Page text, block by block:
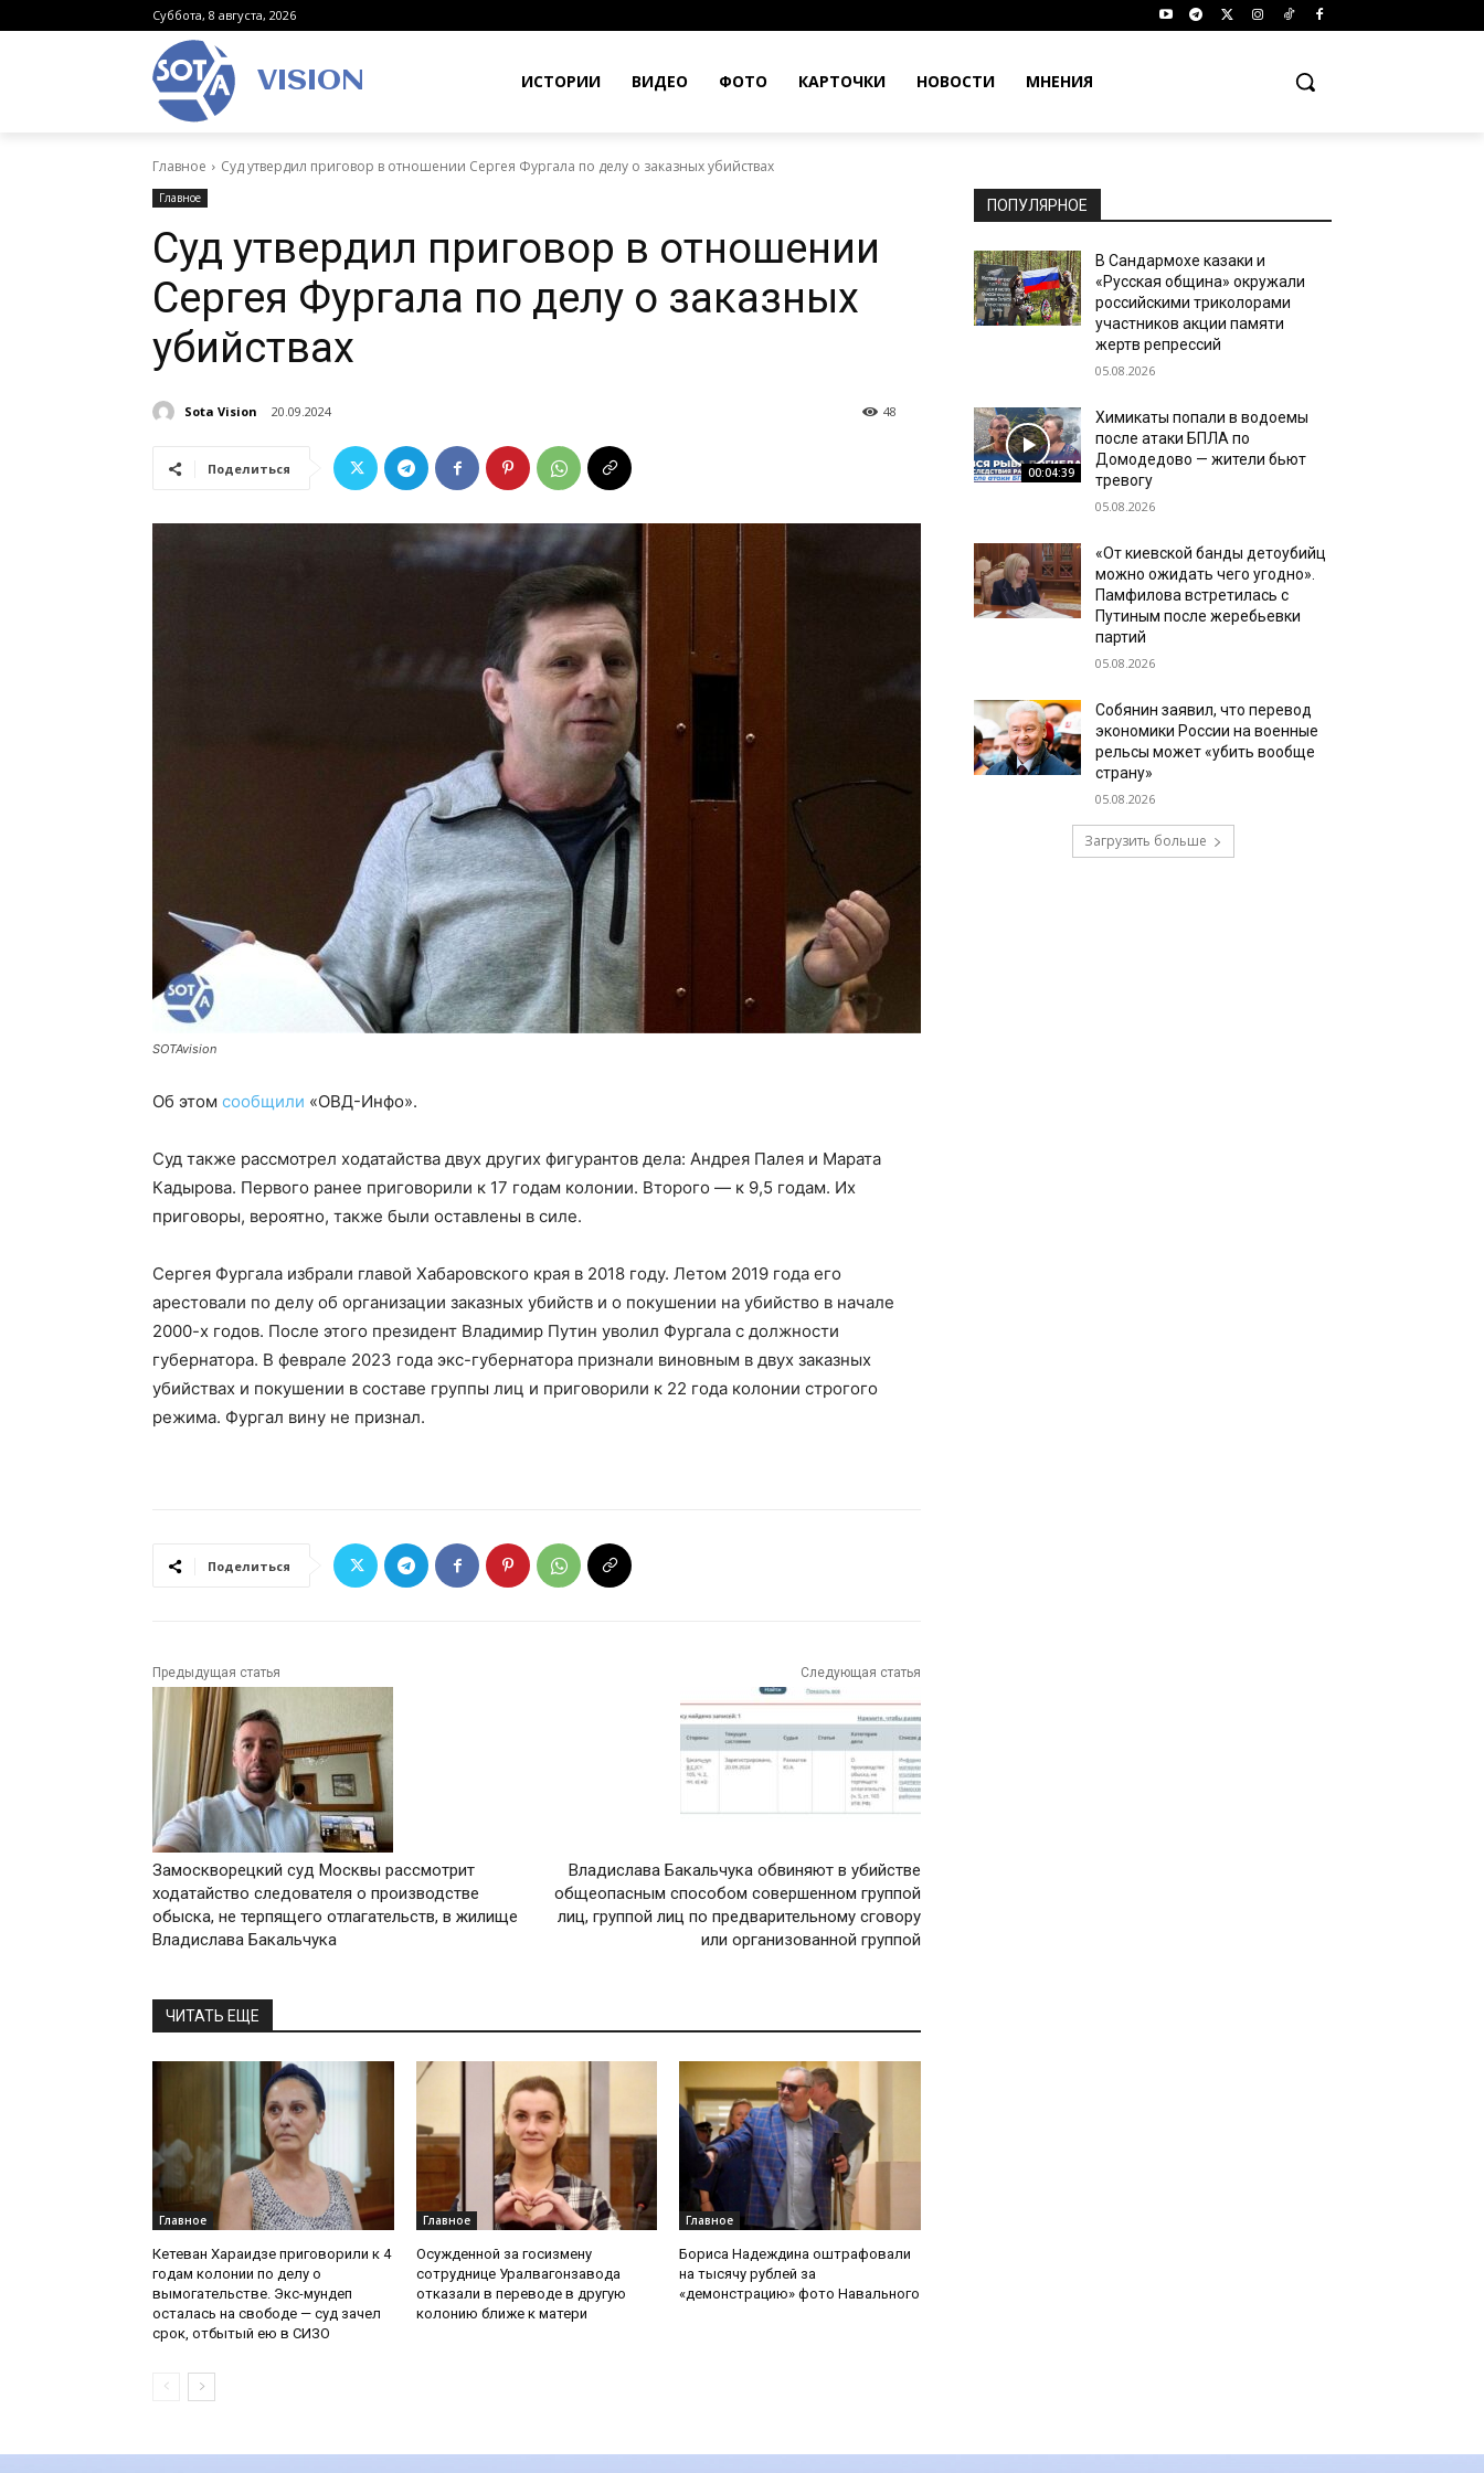
Суббота, 8 августа, 2026
VISION ИСТОРИИ ВИДЕО ФОТО КАРТОЧКИ НОВОСТИ МНЕНИЯ
Главное Суд утвердил приговор в отношении Сергея Фургала по делу о заказных убийствах
Главное
Суд утвердил приговор в отношении
Сергея Фургала по делу о заказных
убийствах
Sota Vision 20.09.2024 48
Поделиться
SOTAvision
Об этом сообщили «ОВД-Инфо».
Суд также рассмотрел ходатайства двух других фигурантов дела: Андрея Палея и Марата
Кадырова. Первого ранее приговорили к 17 годам колонии. Второго — к 9,5 годам. Их
приговоры, вероятно, также были оставлены в силе.
Сергея Фургала избрали главой Хабаровского края в 2018 году. Летом 2019 года его
арестовали по делу об организации заказных убийств и о покушении на убийство в начале
2000-х годов. После этого президент Владимир Путин уволил Фургала с должности
губернатора. В феврале 2023 года экс-губернатора признали виновным в двух заказных
убийствах и покушении в составе группы лиц и приговорили к 22 года колонии строгого
режима. Фургал вину не признал.
Поделиться
Предыдущая статья
Замоскворецкий суд Москвы рассмотрит
ходатайство следователя о производстве
обыска, не терпящего отлагательств, в жилище
Владислава Бакальчука
Следующая статья
Владислава Бакальчука обвиняют в убийстве
общеопасным способом совершенном группой
лиц, группой лиц по предварительному сговору
или организованной группой
ЧИТАТЬ ЕЩЕ
Главное
Кетеван Хараидзе приговорили к 4
годам колонии по делу о
вымогательстве. Экс-мундеп
осталась на свободе — суд зачел
срок, отбытый ею в СИЗО
Главное
Осужденной за госизмену
сотруднице Уралвагонзавода
отказали в переводе в другую
колонию ближе к матери
Главное
Бориса Надеждина оштрафовали
на тысячу рублей за
«демонстрацию» фото Навального
ПОПУЛЯРНОЕ
В Сандармохе казаки и
«Русская община» окружали
российскими триколорами
участников акции памяти
жертв репрессий
05.08.2026
00:04:39
Химикаты попали в водоемы
после атаки БПЛА по
Домодедово — жители бьют
тревогу
05.08.2026
«От киевской банды детоубийц
можно ожидать чего угодно».
Памфилова встретилась с
Путиным после жеребьевки
партий
05.08.2026
Собянин заявил, что перевод
экономики России на военные
рельсы может «убить вообще
страну»
05.08.2026
Загрузить больше